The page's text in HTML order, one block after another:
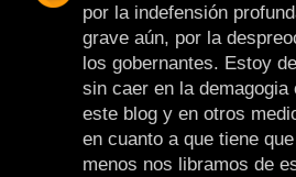
por la indefensión
grave aún, por la
los gobernantes. Estoy
sin caer en la
este blog y en otros
en cuanto a que tiene
menos nos libramos de